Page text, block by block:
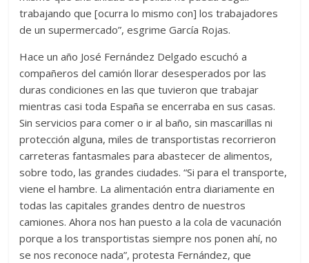
trabajando que [ocurra lo mismo con] los trabajadores
de un supermercado”, esgrime García Rojas.
Hace un año José Fernández Delgado escuchó a
compañeros del camión llorar desesperados por las
duras condiciones en las que tuvieron que trabajar
mientras casi toda España se encerraba en sus casas.
Sin servicios para comer o ir al baño, sin mascarillas ni
protección alguna, miles de transportistas recorrieron
carreteras fantasmales para abastecer de alimentos,
sobre todo, las grandes ciudades. “Si para el transporte,
viene el hambre. La alimentación entra diariamente en
todas las capitales grandes dentro de nuestros
camiones. Ahora nos han puesto a la cola de vacunación
porque a los transportistas siempre nos ponen ahí, no
se nos reconoce nada”, protesta Fernández, que